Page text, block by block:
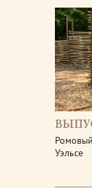
Уэльсе